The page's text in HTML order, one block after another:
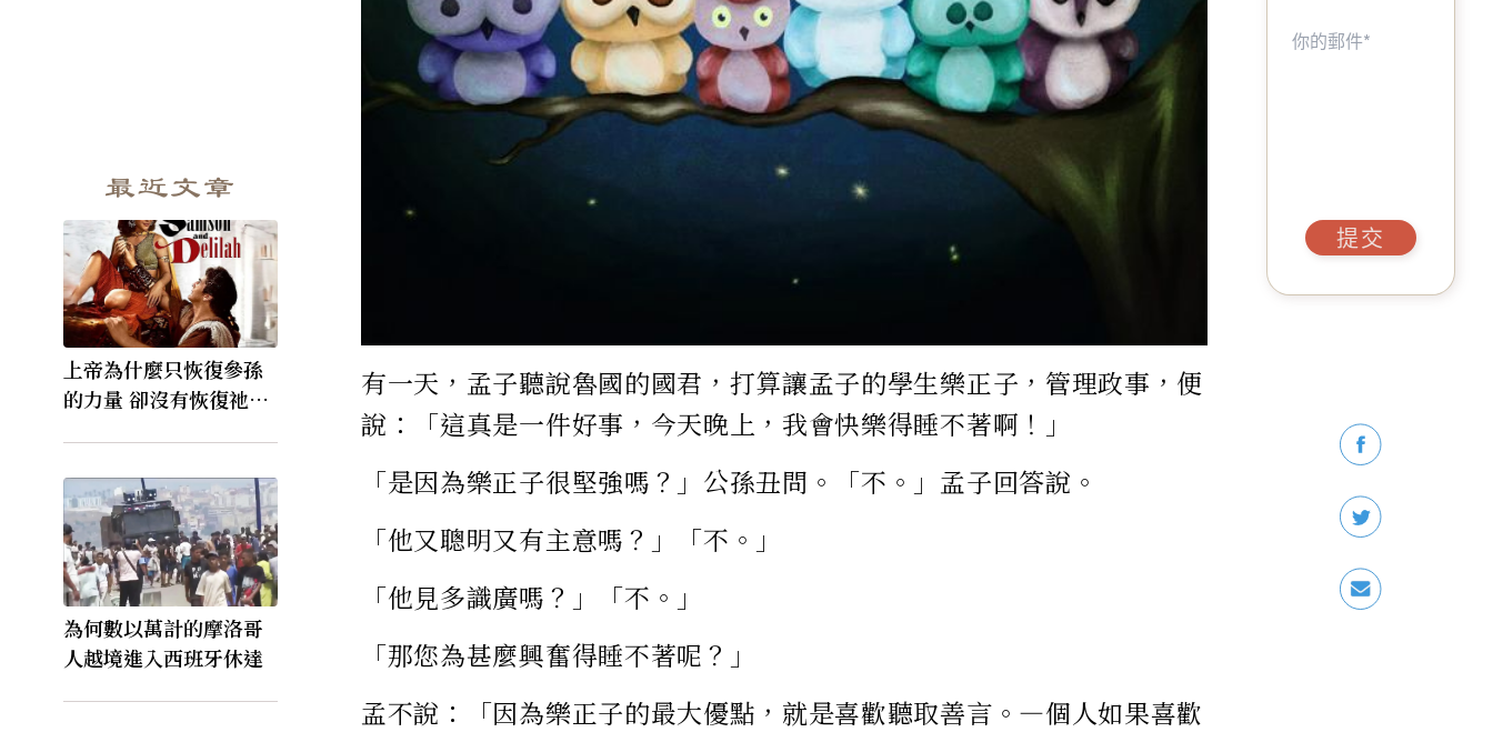
最近文章
上帝為什麼只恢復參孫
的力量 卻沒有恢復祂的
為何數以萬計的摩洛哥
人越境進入西班牙休達
有一天，孟子聽說魯國的國君，打算讓孟子的學生樂正子，管理政事，便
說：「這真是一件好事，今天晚上，我會快樂得睡不著啊！」
「是因為樂正子很堅強嗎？」公孫丑問。「不。」孟子回答說。
「他又聰明又有主意嗎？」「不。」
「他見多識廣嗎？」「不。」
「那您為甚麼興奮得睡不著呢？」
孟不說：「因為樂正子的最大優點，就是喜歡聽取善言。—個人如果喜歡
提交